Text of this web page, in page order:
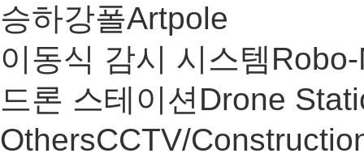
승하강폴Artpole
이동식 감시 시스템
드론 스테이션 Drone
OthersCCTV/